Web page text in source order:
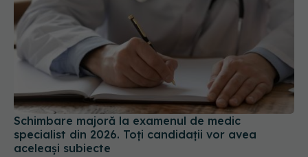
Schimbare majoră la examenul de medic
specialist din 2026. Toți candidații vor avea
aceleași subiecte